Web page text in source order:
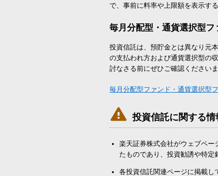
で、事前に料率や上限額を表示す
毎月分配型・通貨選択型
投資信託は、預貯金とは異なり元
の支払われ方および通貨選択型の
討なさる前にぜひご確認ください
毎月分配型ファンド・通貨選択型
 投資信託に関する
楽天証券株式会社がウェブペ
たものであり、投資勧誘や特
各投資信託関連ページに掲載